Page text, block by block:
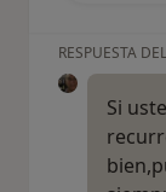
RESPUESTA
Si